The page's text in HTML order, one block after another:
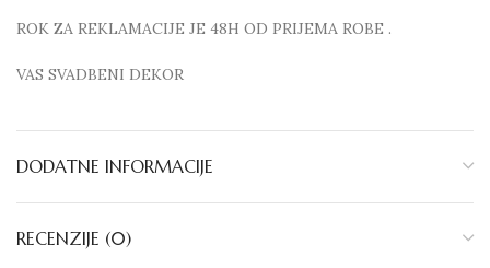
ROK ZA REKLAMACIJE JE 48H OD PRIJEMA ROBE .
VAS SVADBENI DEKOR
DODATNE INFORMACIJE
RECENZIJE (0)